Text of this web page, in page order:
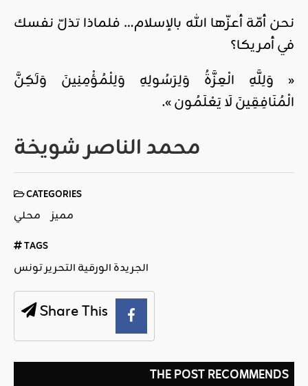
نحن أمّة أعزّها الله بالإسلام… فلماذا تذلّ نفسك
في أمريكا؟
« وَلِلَّهِ الْعِزَّةُ وَلِرَسُولِهِ وَلِلْمُؤْمِنِينَ وَلَٰكِنَّ
الْمُنَافِقِينَ لَا يَعْلَمُون ».
محمد الناصر شويخة
CATEGORIES
محلي مميز
TAGS
الجريدة الورقية التحرير تونس
Share This
THE POST RECOMMENDS